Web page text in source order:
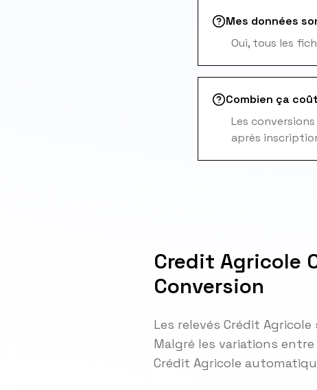
Mes données
Oui, tous les
Combien ça
Les
après
Credit Agricole
Conversion
Les relevés Crédit
Malgré les variations
Crédit Agricole